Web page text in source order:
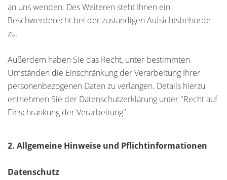
an uns wenden. Des Weiteren steht Ihnen ein
Beschwerderecht bei der zuständigen Aufsichtsbehörde
zu.
Außerdem haben Sie das Recht, unter bestimmten
Umständen die Einschränkung der Verarbeitung Ihrer
personenbezogenen Daten zu verlangen. Details hierzu
entnehmen Sie der Datenschutzerklärung unter "Recht auf
Einschränkung der Verarbeitung".
2. Allgemeine Hinweise und Pflichtinformationen
Datenschutz